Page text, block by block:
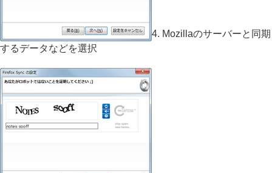
4. Mozillaのサーバーと同期
するデータなどを選択